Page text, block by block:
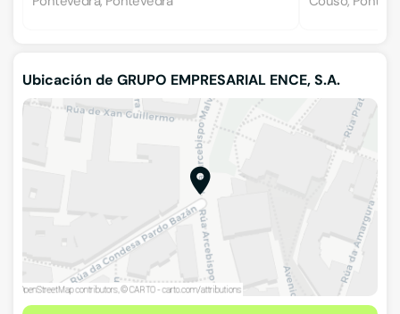
Ubicación de GRUPO EMPRESARIAL ENCE, S.A.